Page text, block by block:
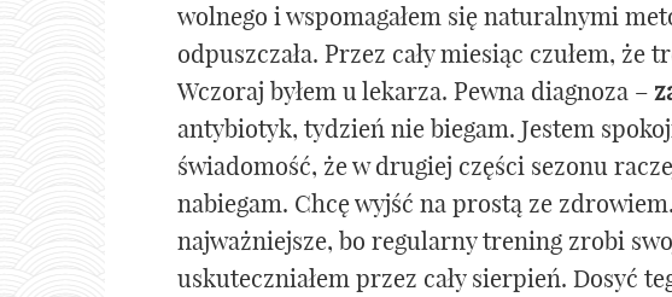
wolnego i wspomagałem się naturalnymi
odpuszczała. Przez cały miesiąc czułem,
Wczoraj byłem u lekarza. Pewna diagnoza –
antybiotyk, tydzień nie biegam. Jestem
świadomość, że w drugiej części sezonu
nabiegam. Chcę wyjść na prostą ze
najważniejsze, bo regularny trening zrobi
uskuteczniałem przez cały sierpień. Dosyć